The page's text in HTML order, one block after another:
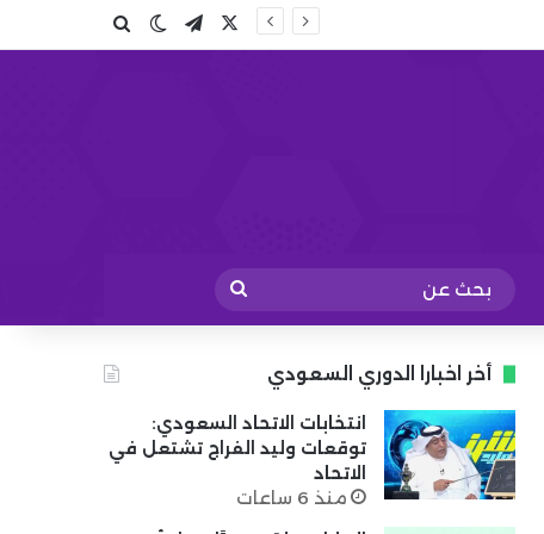
تيلقرامالوضع المظلم
بحث عن
بحث
عن
أخر اخبارا الدوري السعودي
انتخابات الاتحاد السعودي:
توقعات وليد الفراج تشتعل في
الاتحاد
منذ 6 ساعات